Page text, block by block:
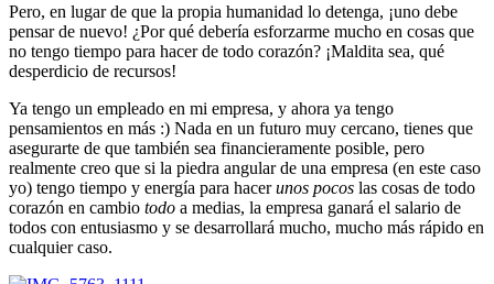
Pero, en lugar de que la propia humanidad lo detenga, ¡uno debe
pensar de nuevo! ¿Por qué debería esforzarme mucho en cosas que
no tengo tiempo para hacer de todo corazón? ¡Maldita sea, qué
desperdicio de recursos!
Ya tengo un empleado en mi empresa, y ahora ya tengo
pensamientos en más :) Nada en un futuro muy cercano, tienes que
asegurarte de que también sea financieramente posible, pero
realmente creo que si la piedra angular de una empresa (en este caso
yo) tengo tiempo y energía para hacerunos pocos las cosas de todo
corazón en cambio todo a medias, la empresa ganará el salario de
todos con entusiasmo y se desarrollará mucho, mucho más rápido en
cualquier caso.